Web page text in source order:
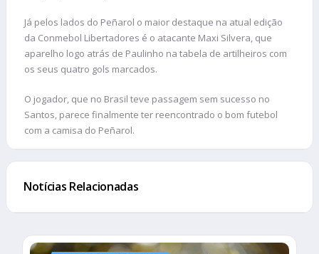
Já pelos lados do Peñarol o maior destaque na atual edição
da Conmebol Libertadores é o atacante Maxi Silvera, que
aparelho logo atrás de Paulinho na tabela de artilheiros com
os seus quatro gols marcados.
O jogador, que no Brasil teve passagem sem sucesso no
Santos, parece finalmente ter reencontrado o bom futebol
com a camisa do Peñarol.
Notícias Relacionadas